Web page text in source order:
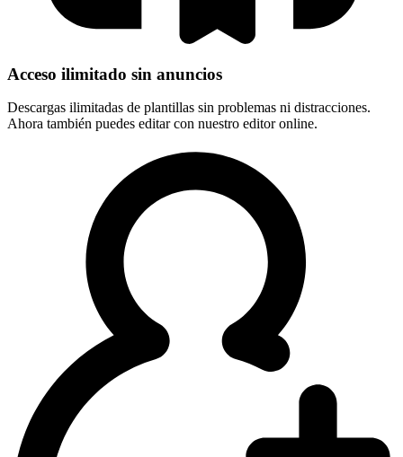
Acceso ilimitado sin anuncios
Descargas ilimitadas de plantillas sin problemas ni distracciones.
Ahora también puedes editar con nuestro editor online.